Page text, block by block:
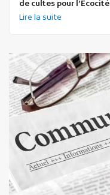
de cultes pour l’Ecocité
Lire la suite